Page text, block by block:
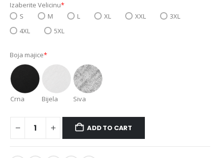
Izaberite Velicinu*
S
M L XL XXL
3XL
4XL
5XL
Boja majice*
Crna Bijela Siva
ADD TO CART